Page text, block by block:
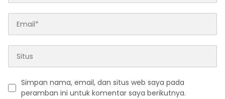
Simpan nama, email, dan situs web saya pada
peramban ini untuk komentar saya berikutnya.